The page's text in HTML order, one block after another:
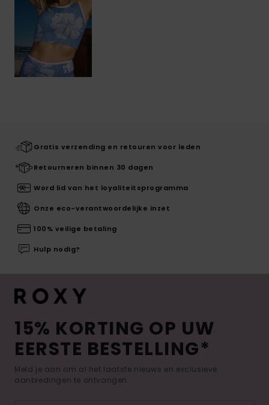
Gratis verzending en retouren voor leden
Retourneren binnen 30 dagen
Word lid van het loyaliteitsprogramma
Onze eco-verantwoordelijke inzet
100% veilige betaling
Hulp nodig?
15% KORTING OP UW
EERSTE BESTELLING*
Meld je aan om al het laatste nieuws en exclusieve
aanbiedingen te ontvangen.